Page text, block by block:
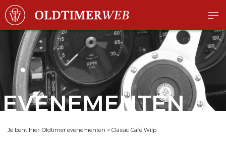
EVENEMENTEN
Je bent hier: Oldtimer evenementen > Classic Café Wilp